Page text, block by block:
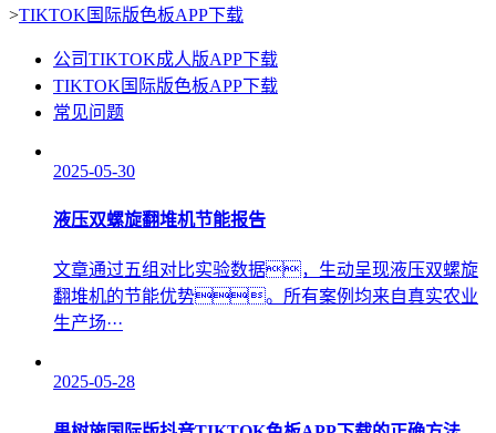
>TIKTOK国际版色板APP下载
公司TIKTOK成人版APP下载
TIKTOK国际版色板APP下载
常见问题
2025-05-30
液压双螺旋翻堆机节能报告
文章通过五组对比实验数据，生动呈现液压双螺旋
翻堆机的节能优势。所有案例均来自真实农业
生产场···
2025-05-28